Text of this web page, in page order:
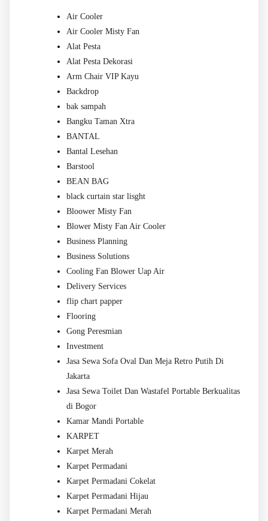
Air Cooler
Air Cooler Misty Fan
Alat Pesta
Alat Pesta Dekorasi
Arm Chair VIP Kayu
Backdrop
bak sampah
Bangku Taman Xtra
BANTAL
Bantal Lesehan
Barstool
BEAN BAG
black curtain star lisght
Bloower Misty Fan
Blower Misty Fan Air Cooler
Business Planning
Business Solutions
Cooling Fan Blower Uap Air
Delivery Services
flip chart papper
Flooring
Gong Peresmian
Investment
Jasa Sewa Sofa Oval Dan Meja Retro Putih Di
Jakarta
Jasa Sewa Toilet Dan Wastafel Portable Berkualitas
di Bogor
Kamar Mandi Portable
KARPET
Karpet Merah
Karpet Permadani
Karpet Permadani Cokelat
Karpet Permadani Hijau
Karpet Permadani Merah